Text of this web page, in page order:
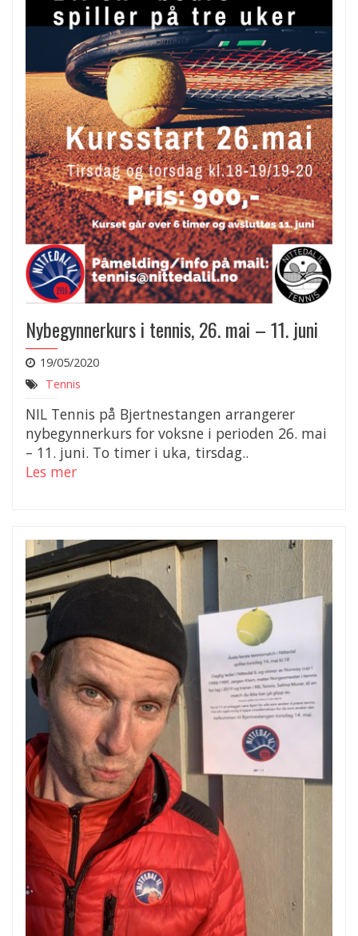
Nybegynnerkurs i tennis, 26. mai – 11. juni
19/05/2020
Tennis
NIL Tennis på Bjertnestangen arrangerer
nybegynnerkurs for voksne i perioden 26. mai
– 11. juni. To timer i uka, tirsdag..
Les mer